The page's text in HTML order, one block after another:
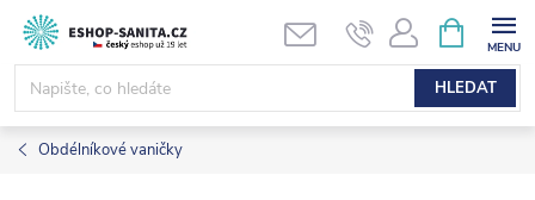
Přejít
obsah
HLEDAT
NÁKUPNÍ
KOŠÍK
Obdélníkové vaničky